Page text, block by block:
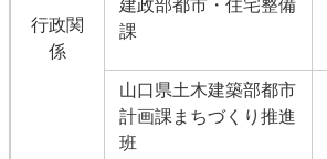
行政関
係
建政部都市・住宅整備
課
山口県土木建築部都市
計画課まちづくり推進
班